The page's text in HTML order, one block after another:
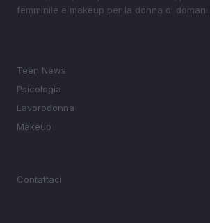
femminile e makeup per la donna di domani.
Teen News
Psicologia
Lavorodonna
Makeup
Contattaci